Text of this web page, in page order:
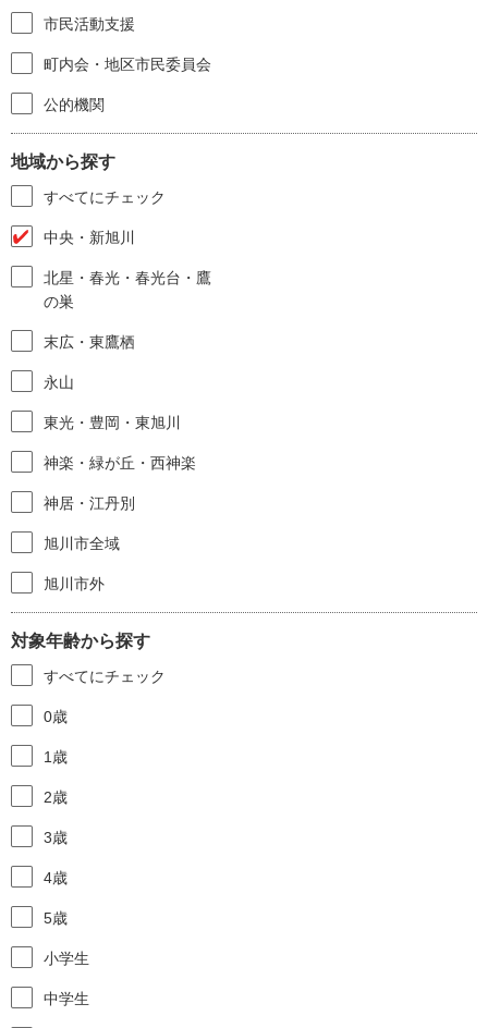
市民活動支援
町内会・地区市民委員会
公的機関
地域から探す
すべてにチェック
中央・新旭川
北星・春光・春光台・鷹
の巣
末広・東鷹栖
永山
東光・豊岡・東旭川
神楽・緑が丘・西神楽
神居・江丹別
旭川市全域
旭川市外
対象年齢から探す
すべてにチェック
0歳
1歳
2歳
3歳
4歳
5歳
小学生
中学生